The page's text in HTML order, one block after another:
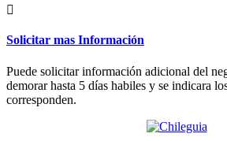
Solicitar mas Información
Puede solicitar información adicional del
demorar hasta 5 días habiles y se indicara
corresponden.